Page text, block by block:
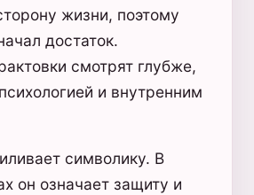
жизни, поэтому
достаток.
смотрят глубже,
и внутренним
символику. В
он означает защиту и